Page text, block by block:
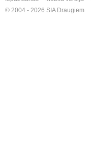
© 2004 - 2026 SIA Draugiem